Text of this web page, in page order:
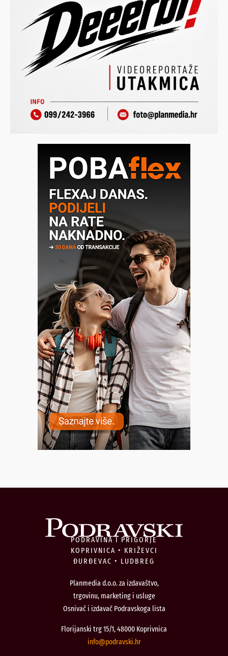
PODRAVINA I PRIGORJE
KOPRIVNICA • KRIŽEVCI
ĐURĐEVAC • LUDBREG
Planmedia d.o.o. za izdavaštvo,
trgovinu, marketing i usluge
Osnivač i izdavač Podravskoga lista
Florijanski trg 15/1, 48000 Koprivnica
rh.iksvardop
@ofni